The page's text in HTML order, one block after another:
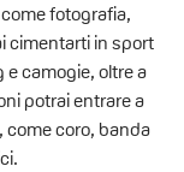
fotografia,
cimentarti in sport
camogie, oltre a
potrai entrare a
come coro, banda